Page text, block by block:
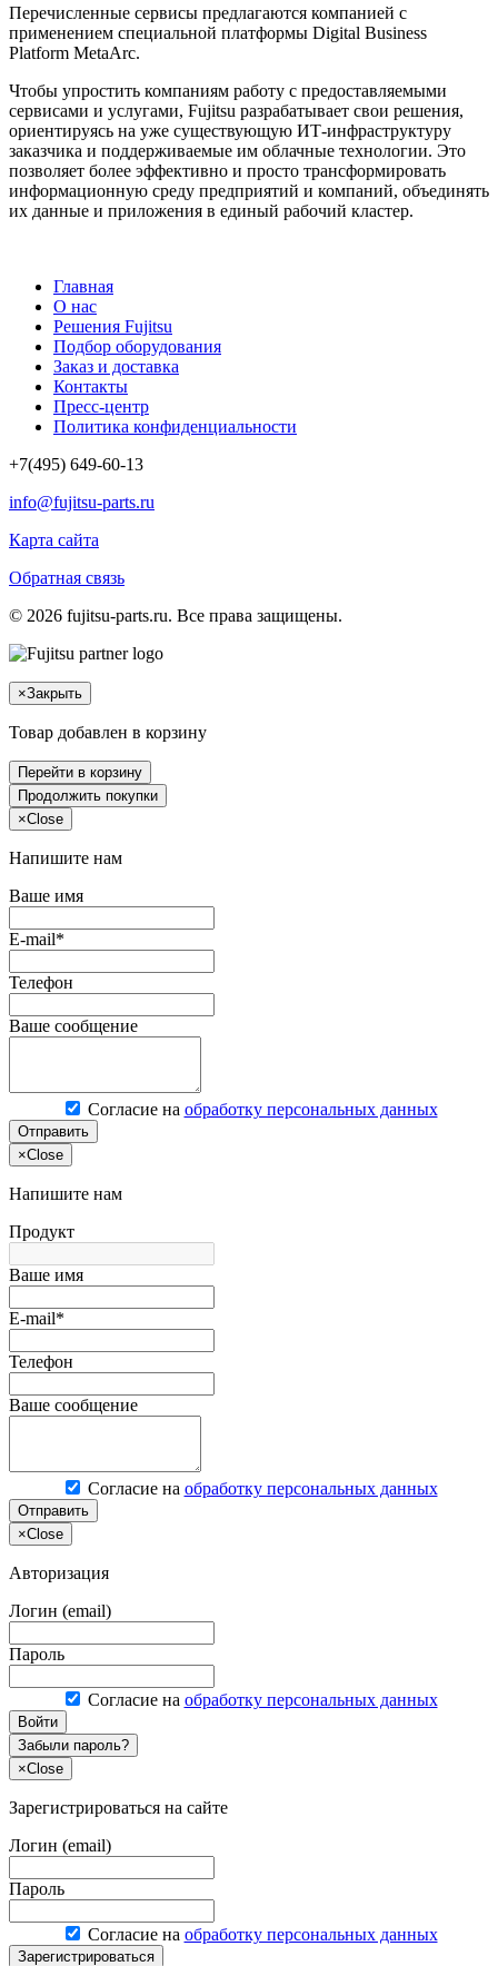
Перечисленные сервисы предлагаются компанией с
применением специальной платформы Digital Business
Platform MetaArc.
Чтобы упростить компаниям работу с предоставляемыми
сервисами и услугами, Fujitsu разрабатывает свои решения,
ориентируясь на уже существующую ИТ-инфраструктуру
заказчика и поддерживаемые им облачные технологии. Это
позволяет более эффективно и просто трансформировать
информационную среду предприятий и компаний, объединять
их данные и приложения в единый рабочий кластер.
Главная
О нас
Решения Fujitsu
Подбор оборудования
Заказ и доставка
Контакты
Пресс-центр
Политика конфиденциальности
+7(495) 649-60-13
info@fujitsu-parts.ru
Карта сайта
Обратная связь
© 2026 fujitsu-parts.ru. Все права защищены.
×Закрыть
Товар добавлен в корзину
Перейти в корзину
Продолжить покупки
×Close
Напишите нам
Ваше имя
E-mail*
Телефон
Ваше сообщение
Согласие на обработку персональных данных
Отправить
×Close
Напишите нам
Продукт
Ваше имя
E-mail*
Телефон
Ваше сообщение
Согласие на обработку персональных данных
Отправить
×Close
Авторизация
Логин (email)
Пароль
Согласие на обработку персональных данных
Войти
Забыли пароль?
×Close
Зарегистрироваться на сайте
Логин (email)
Пароль
Согласие на обработку персональных данных
Зарегистрироваться